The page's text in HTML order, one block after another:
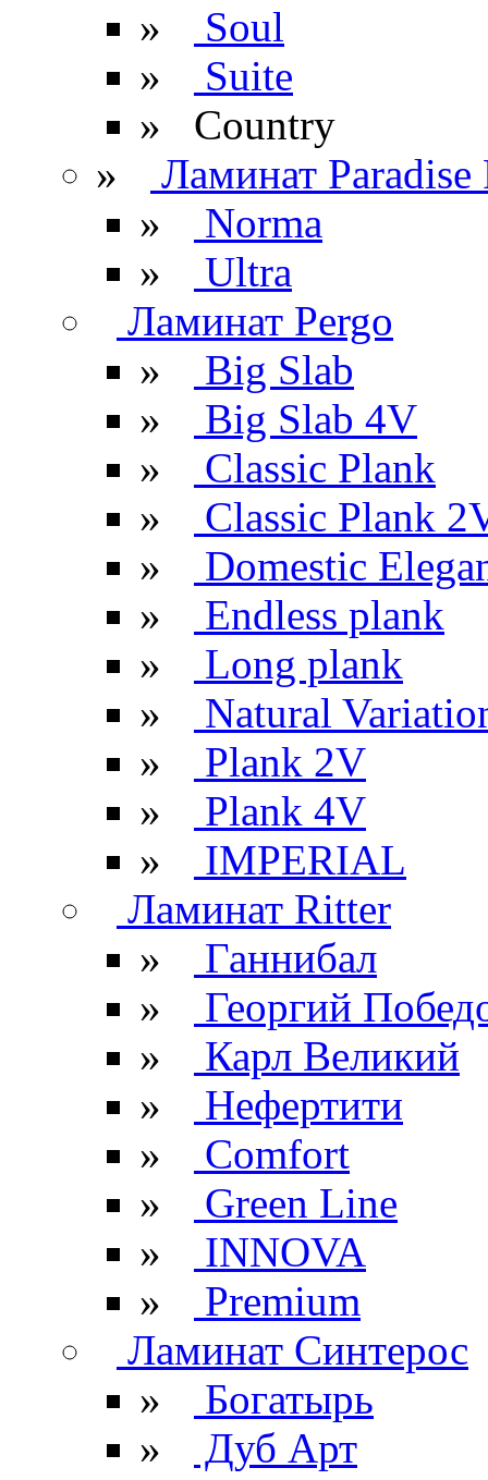
»
Soul
»
Suite
» Сountry
»
Ламинат Paradise
»
Norma
»
Ultra
Ламинат Pergo
»
Big Slab
»
Big Slab 4V
»
Classic Plank
»
Classic Plank
»
Domestic
»
Endless plank
»
Long plank
»
Natural
»
Plank 2V
»
Plank 4V
»
IMPERIAL
Ламинат Ritter
»
Ганнибал
»
Георгий
»
Карл Великий
»
Нефертити
»
Comfort
»
Green Line
»
INNOVA
»
Premium
Ламинат Синтерос
»
Богатырь
»
Дуб Арт